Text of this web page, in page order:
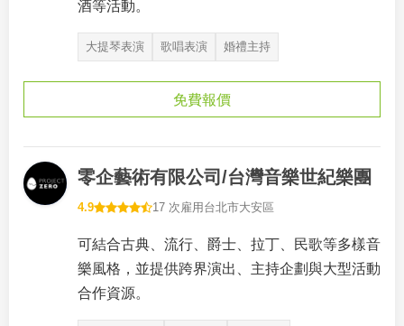
酒等活動。
大提琴表演 歌唱表演 婚禮主持
免費報價
零企藝術有限公司/台灣音樂世紀樂團
4.9 17 次雇用 台北市大安區
可結合古典、流行、爵士、拉丁、民歌等多樣音
樂風格，並提供跨界演出、主持企劃與大型活動
合作資源。